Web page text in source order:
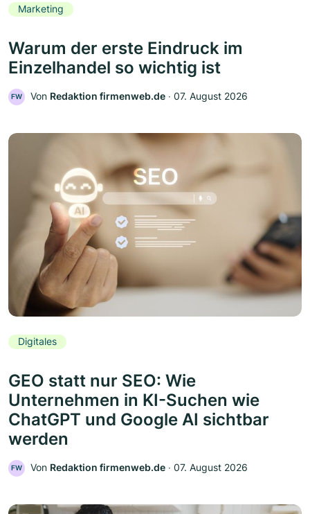
Marketing
Warum der erste Eindruck im
Einzelhandel so wichtig ist
FW Von Redaktion firmenweb.de ‧ 07. August 2026
Digitales
GEO statt nur SEO: Wie
Unternehmen in KI-Suchen wie
ChatGPT und Google AI sichtbar
werden
FW Von Redaktion firmenweb.de ‧ 07. August 2026